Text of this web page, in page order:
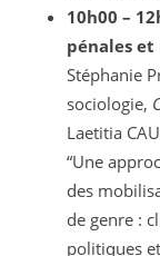
10h00 –
pénales et
Stéphanie
sociologie,
Laetitia
“Une
des
de genre :
politiques